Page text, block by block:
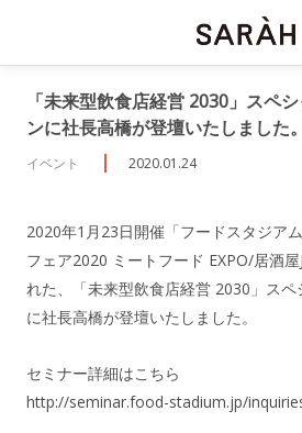
「未来型飲食店経営 2030」スペ
ンに社長高橋が登壇いたしました。
イベント 2020.01.24
2020年1月23日開催「フードスタジア
フェア2020 ミートフード EXPO/居酒
れた、「未来型飲食店経営 2030」ス
に社長高橋が登壇いたしました。
セミナー詳細はこちら
http://seminar.food-stadium.jp/